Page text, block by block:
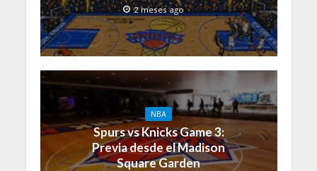
2 meses ago
NBA
Spurs vs Knicks Game 3:
Previa desde el Madison
Square Garden